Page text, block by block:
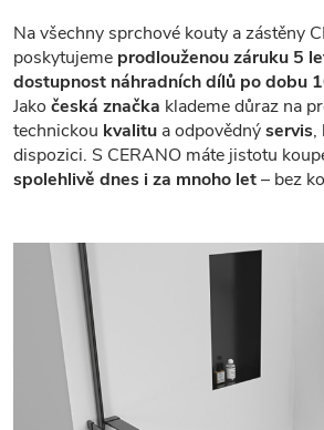
Na všechny sprchové kouty a zástěny
poskytujeme prodlouženou záruku 5
dostupnost náhradních dílů po dobu
Jako česká značka klademe důraz na
technickou kvalitu a odpovědnýservis,
dispozici. S CERANO máte jistotu
spolehlivě dnes i za mnoho let– bez